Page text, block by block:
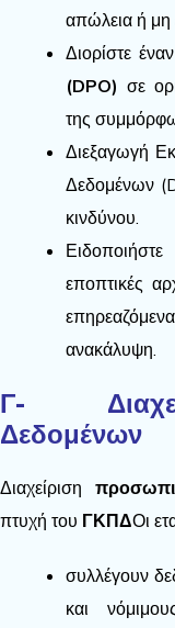
απώλεια ή μη
Διορίστε έναν
(DPO) σε
της
Διεξαγωγή
Δεδομένων
κινδύνου.
εποπτικές
ανακάλυψη.
Γ-
Δεδομένων
Διαχείριση
πτυχή του ΓΚΠΔΟι
συλλέγουν
και